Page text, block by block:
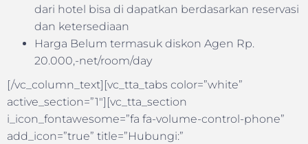
dari hotel bisa di dapatkan berdasarkan reservasi
dan ketersediaan
Harga Belum termasuk diskon Agen Rp.
20.000,-net/room/day
[/vc_column_text][vc_tta_tabs color=”white”
active_section=”1″][vc_tta_section
i_icon_fontawesome=”fa fa-volume-control-phone”
add_icon=”true” title=”Hubungi:”